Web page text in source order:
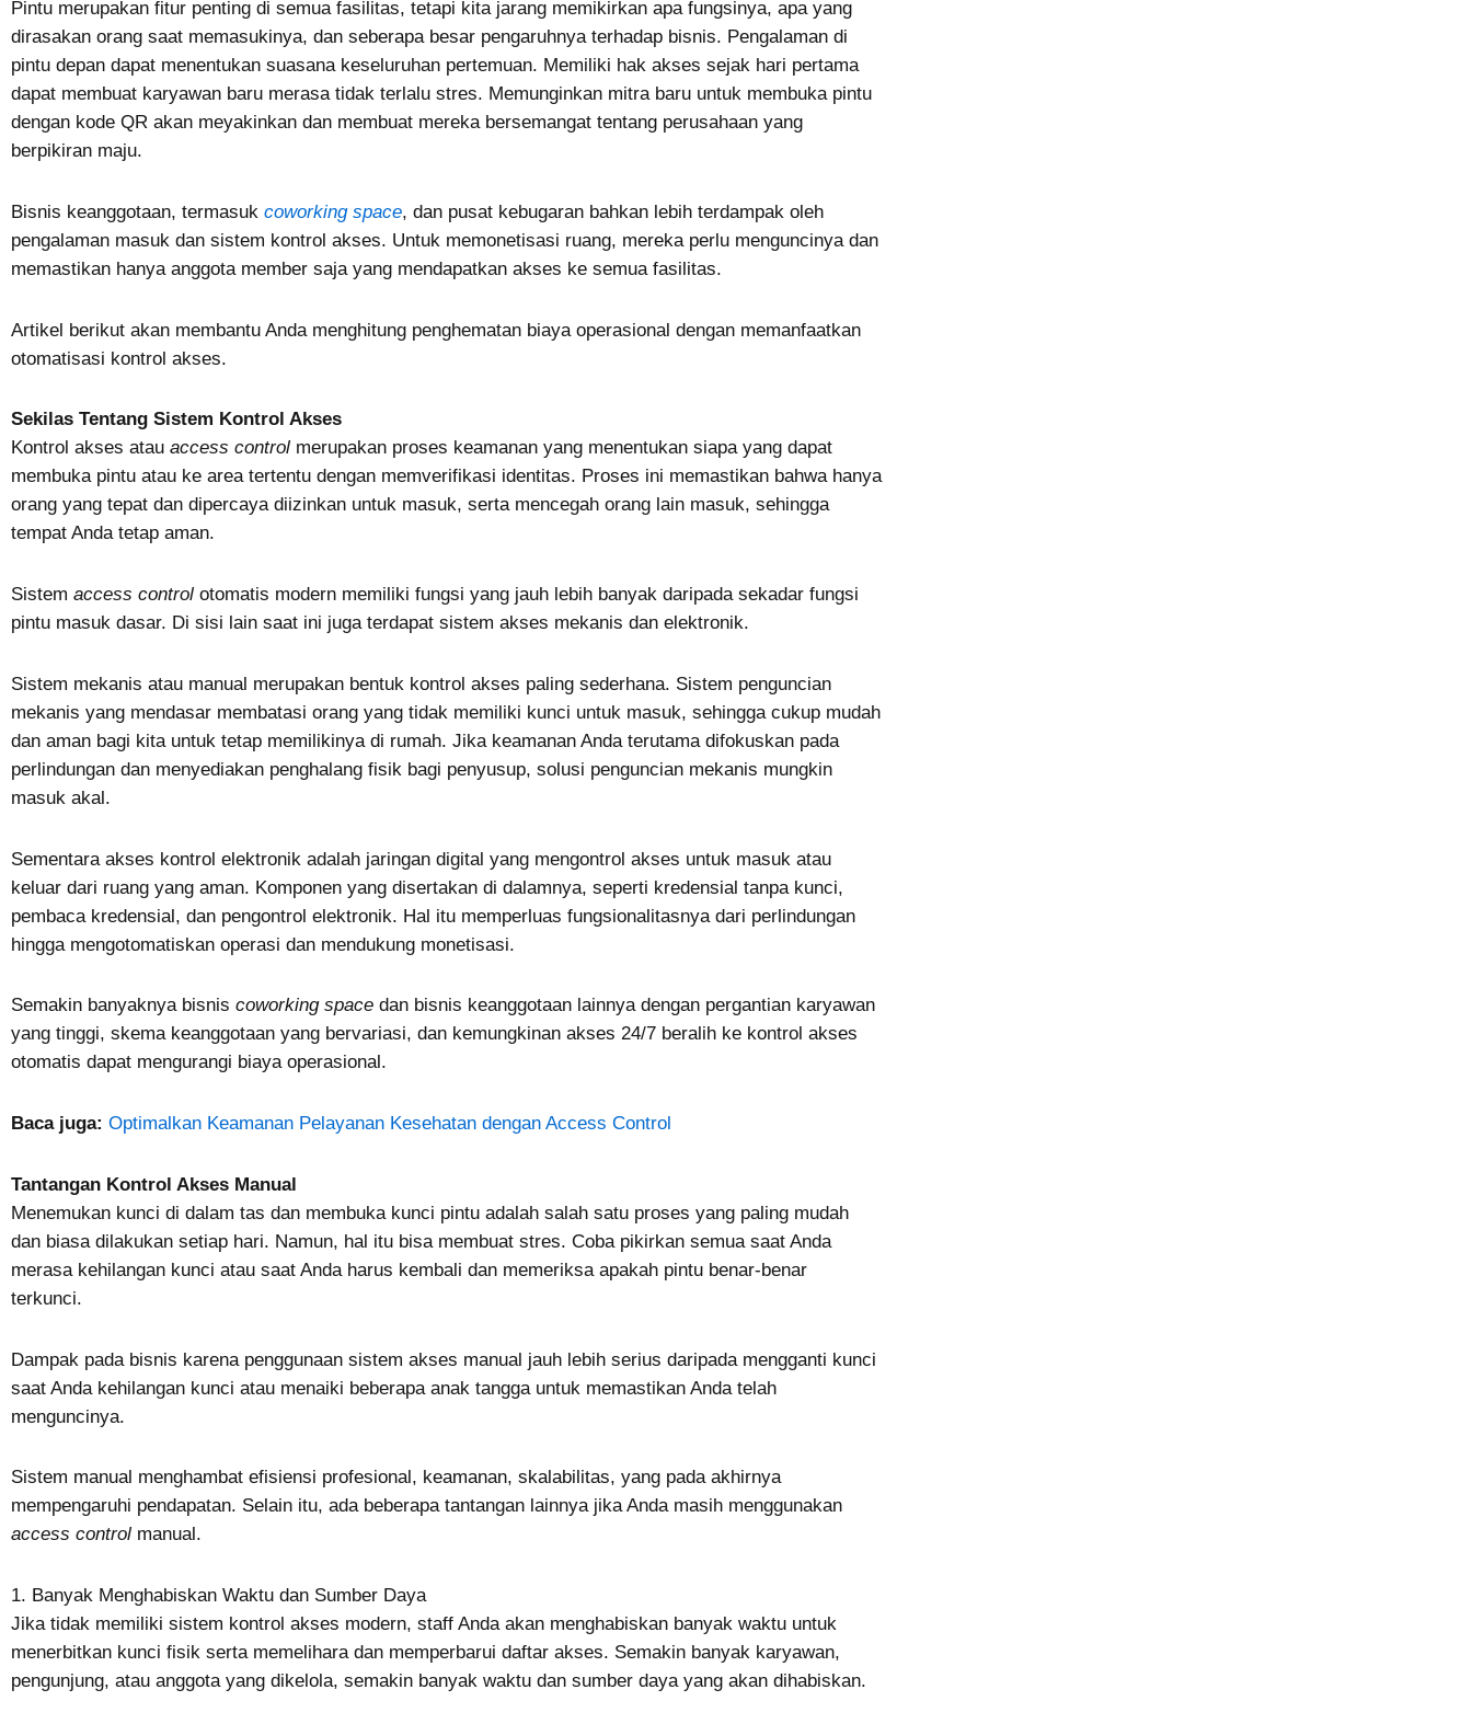
Pintu merupakan fitur penting di semua fasilitas, tetapi kita jarang memikirkan apa fungsinya, apa yang
dirasakan orang saat memasukinya, dan seberapa besar pengaruhnya terhadap bisnis. Pengalaman di
pintu depan dapat menentukan suasana keseluruhan pertemuan. Memiliki hak akses sejak hari pertama
dapat membuat karyawan baru merasa tidak terlalu stres. Memunginkan mitra baru untuk membuka pintu
dengan kode QR akan meyakinkan dan membuat mereka bersemangat tentang perusahaan yang
berpikiran maju.
Bisnis keanggotaan, termasuk coworking space, dan pusat kebugaran bahkan lebih terdampak oleh
pengalaman masuk dan sistem kontrol akses. Untuk memonetisasi ruang, mereka perlu menguncinya dan
memastikan hanya anggota member saja yang mendapatkan akses ke semua fasilitas.
Artikel berikut akan membantu Anda menghitung penghematan biaya operasional dengan memanfaatkan
otomatisasi kontrol akses.
Sekilas Tentang Sistem Kontrol Akses
Kontrol akses atau access control merupakan proses keamanan yang menentukan siapa yang dapat
membuka pintu atau ke area tertentu dengan memverifikasi identitas. Proses ini memastikan bahwa hanya
orang yang tepat dan dipercaya diizinkan untuk masuk, serta mencegah orang lain masuk, sehingga
tempat Anda tetap aman.
Sistem access control otomatis modern memiliki fungsi yang jauh lebih banyak daripada sekadar fungsi
pintu masuk dasar. Di sisi lain saat ini juga terdapat sistem akses mekanis dan elektronik.
Sistem mekanis atau manual merupakan bentuk kontrol akses paling sederhana. Sistem penguncian
mekanis yang mendasar membatasi orang yang tidak memiliki kunci untuk masuk, sehingga cukup mudah
dan aman bagi kita untuk tetap memilikinya di rumah. Jika keamanan Anda terutama difokuskan pada
perlindungan dan menyediakan penghalang fisik bagi penyusup, solusi penguncian mekanis mungkin
masuk akal.
Sementara akses kontrol elektronik adalah jaringan digital yang mengontrol akses untuk masuk atau
keluar dari ruang yang aman. Komponen yang disertakan di dalamnya, seperti kredensial tanpa kunci,
pembaca kredensial, dan pengontrol elektronik. Hal itu memperluas fungsionalitasnya dari perlindungan
hingga mengotomatiskan operasi dan mendukung monetisasi.
Semakin banyaknya bisnis coworking space dan bisnis keanggotaan lainnya dengan pergantian karyawan
yang tinggi, skema keanggotaan yang bervariasi, dan kemungkinan akses 24/7 beralih ke kontrol akses
otomatis dapat mengurangi biaya operasional.
Baca juga: Optimalkan Keamanan Pelayanan Kesehatan dengan Access Control
Tantangan Kontrol Akses Manual
Menemukan kunci di dalam tas dan membuka kunci pintu adalah salah satu proses yang paling mudah
dan biasa dilakukan setiap hari. Namun, hal itu bisa membuat stres. Coba pikirkan semua saat Anda
merasa kehilangan kunci atau saat Anda harus kembali dan memeriksa apakah pintu benar-benar
terkunci.
Dampak pada bisnis karena penggunaan sistem akses manual jauh lebih serius daripada mengganti kunci
saat Anda kehilangan kunci atau menaiki beberapa anak tangga untuk memastikan Anda telah
menguncinya.
Sistem manual menghambat efisiensi profesional, keamanan, skalabilitas, yang pada akhirnya
mempengaruhi pendapatan. Selain itu, ada beberapa tantangan lainnya jika Anda masih menggunakan
access control manual.
1. Banyak Menghabiskan Waktu dan Sumber Daya
Jika tidak memiliki sistem kontrol akses modern, staff Anda akan menghabiskan banyak waktu untuk
menerbitkan kunci fisik serta memelihara dan memperbarui daftar akses. Semakin banyak karyawan,
pengunjung, atau anggota yang dikelola, semakin banyak waktu dan sumber daya yang akan dihabiskan.